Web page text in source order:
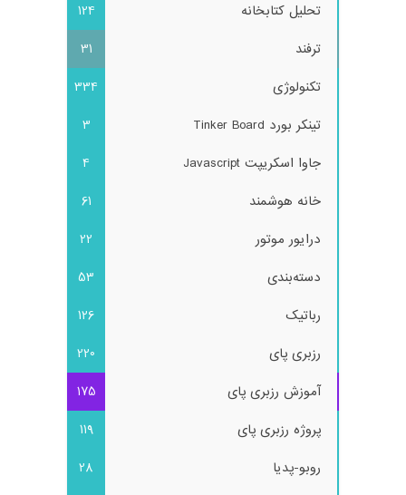
تحلیل کتابخانه
124
ترفند
31
تکنولوژی
334
تینکر بورد Tinker Board
3
جاوا اسکریپت Javascript
4
خانه هوشمند
61
درایور موتور
22
دسته‌بندی
53
رباتیک
126
رزبری پای
220
آموزش رزبری پای
175
پروژه رزبری پای
119
روبو-پدیا
28